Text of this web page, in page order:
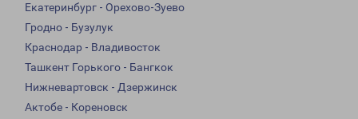
Екатеринбург - Орехово-Зуево
Гродно - Бузулук
Краснодар - Владивосток
Ташкент Горького - Бангкок
Нижневартовск - Дзержинск
Актобе - Кореновск